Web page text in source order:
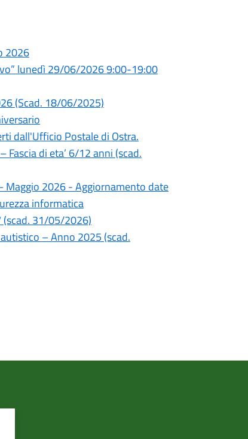
2026
lunedì 29/06/2026 9:00-19:00
(Scad. 18/06/2025)
dall'Ufficio Postale di Ostra.
di eta’ 6/12 anni (scad.
Maggio 2026 - Aggiornamento date
informatica
(scad. 31/05/2026)
– Anno 2025 (scad.